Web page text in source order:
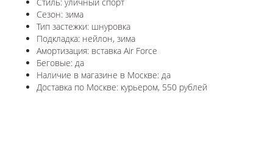
Стиль: уличный спорт
Сезон: зима
Тип застежки: шнуровка
Подкладка: нейлон, зима
Амортизация: вставка Air Force
Беговые: да
Наличие в магазине в Москве: да
Доставка по Москве: курьером, 550 рублей